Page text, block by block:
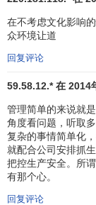
在不考虑文化影响
众环境让道
回复评论
59.58.12.* 在 2014
管理简单的来说就
角度看问题，听取
复杂的事情简单化
就配合公司安排抓
把控生产安全。所
有那个心。
回复评论